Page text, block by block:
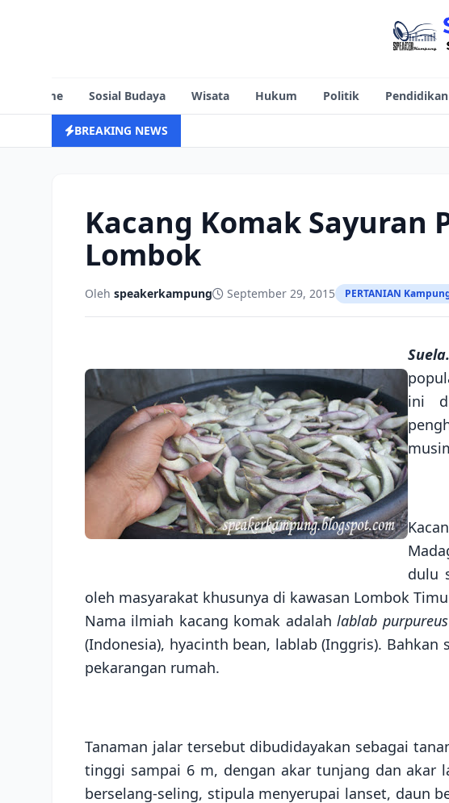
Home Sosial Budaya Wisata Hukum Politik Pendidikan
BREAKING NEWS
Kacang Komak Sayuran
Lombok
Oleh speakerkampung September 29, 2015 PERTANIAN
ini
dulu
oleh masyarakat khusunya di kawasan Lombok
Nama ilmiah kacang komak adalahlablab purpureus
(Indonesia), hyacinth bean, lablab (Inggris).
pekarangan rumah.
Tanaman jalar tersebut dibudidayakan sebagai
tinggi sampai 6 m, dengan akar tunjang dan akar
berselang-seling, stipula menyerupai lanset, daun